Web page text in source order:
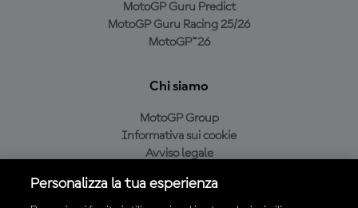
MotoGP Guru Predict
MotoGP Guru Racing 25/26
MotoGP™26
Chi siamo
MotoGP Group
Informativa sui cookie
Avviso legale
Condizioni di acquisto
Personalizza la tua esperienza